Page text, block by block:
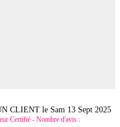
CLIENT le Sam 13 Sept 2025
Certifié - Nombre d'avis :